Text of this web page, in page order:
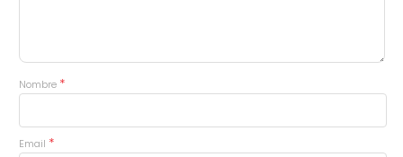
Nombre *
Email *